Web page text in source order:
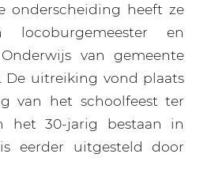
onderscheiding heeft ze
locoburgemeester en
van gemeente
De uitreiking vond plaats
van het schoolfeest ter
het 30-jarig bestaan in
eerder uitgesteld door